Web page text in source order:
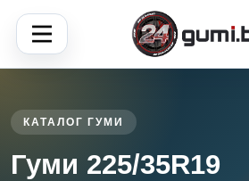
КАТАЛОГ ГУМИ
Гуми 225/35R19